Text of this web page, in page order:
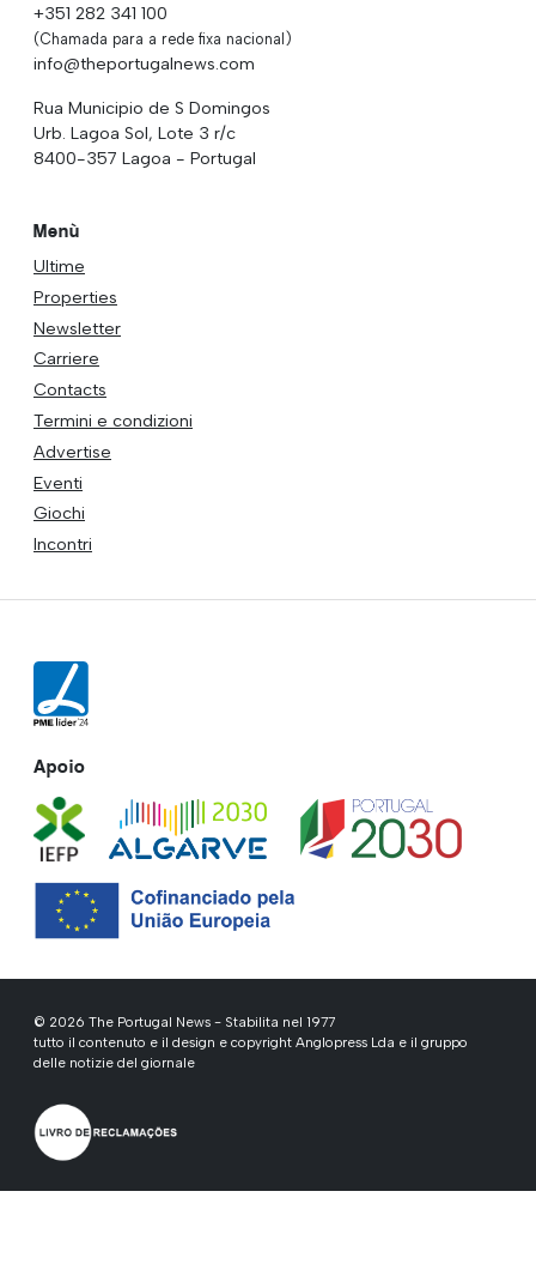
+351 282 341 100
(Chamada para a rede fixa nacional)
info@theportugalnews.com
Rua Municipio de S Domingos
Urb. Lagoa Sol, Lote 3 r/c
8400-357 Lagoa - Portugal
Menù
Ultime
Properties
Newsletter
Carriere
Contacts
Termini e condizioni
Advertise
Eventi
Giochi
Incontri
Apoio
© 2026 The Portugal News - Stabilita nel 1977
tutto il contenuto e il design e copyright Anglopress Lda e il gruppo
delle notizie del giornale